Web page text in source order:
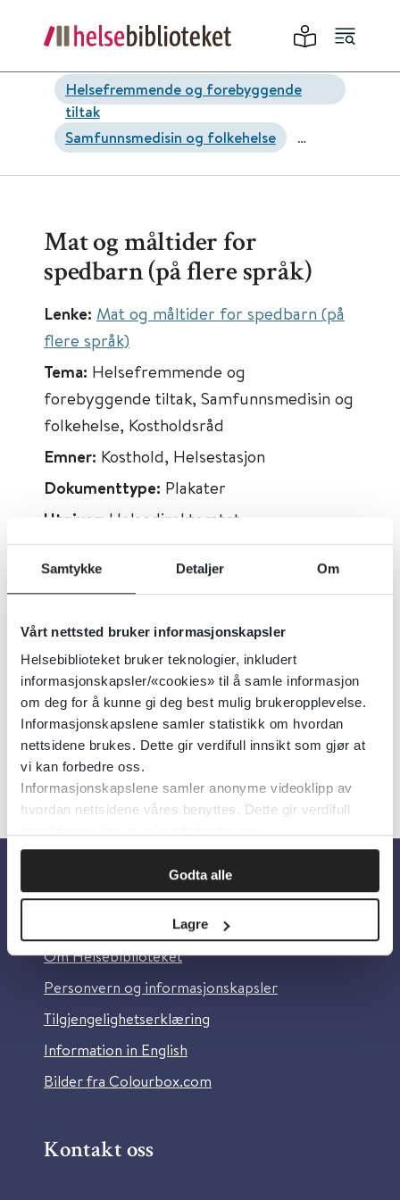
Samtykke Detaljer Om
Vårt nettsted bruker informasjonskapsler
Helsebiblioteket bruker teknologier, inkludert
informasjonskapsler/«cookies» til å samle informasjon
om deg for å kunne gi deg best mulig brukeropplevelse.
Informasjonskapslene samler statistikk om hvordan
nettsidene brukes. Dette gir verdifull innsikt som gjør at
vi kan forbedre oss.
Informasjonskapslene samler anonyme videoklipp av
hvordan nettsidene våres benyttes. Dette gir verdifull
Godta alle
Lagre
Helsefremmende og forebyggende
tiltak
Samfunnsmedisin og folkehelse
Kostholdsråd
Mat og måltider for
spedbarn (på flere språk)
Lenke: Mat og måltider for spedbarn (på
flere språk)
Tema: Helsefremmende og
forebyggende tiltak, Samfunnsmedisin og
folkehelse, Kostholdsråd
Emner: Kosthold, Helsestasjon
Dokumenttype: Plakater
Utgiver: Helsedirektoratet
Språk:Norsk
Metabeskrivelse:
Brosjyre om mat,
barnets første år. Rådene bygger på
anbefalinger i Nasjonal faglig retningslinje
for spedbarnsernæring.
Om oss
Om Helsebiblioteket
Personvern og informasjonskapsler
Tilgjengelighetserklæring
Information in English
Bilder fra Colourbox.com
Kontakt oss